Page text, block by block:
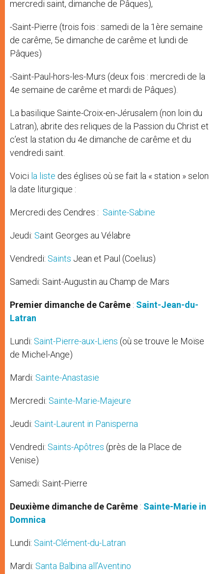
mercredi saint, dimanche de Pâques),
-Saint-Pierre (trois fois : samedi de la 1ère semaine
de carême, 5e dimanche de carême et lundi de
Pâques)
-Saint-Paul-hors-les-Murs (deux fois : mercredi de la
4e semaine de carême et mardi de Pâques).
La basilique Sainte-Croix-en-Jérusalem (non loin du
Latran), abrite des reliques de la Passion du Christ et
c’est la station du 4e dimanche de carême et du
vendredi saint.
Voici la liste des églises où se fait la « station » selon
la date liturgique :
Mercredi des Cendres : Sainte-Sabine
Jeudi: Saint Georges au Vélabre
Vendredi: Saints Jean et Paul (Coelius)
Samedi: Saint-Augustin au Champ de Mars
Premier dimanche de Carême : Saint-Jean-du-
Latran
Lundi: Saint-Pierre-aux-Liens (où se trouve le Moïse
de Michel-Ange)
Mardi: Sainte-Anastasie
Mercredi: Sainte-Marie-Majeure
Jeudi: Saint-Laurent in Panisperna
Vendredi: Saints-Apôtres (près de la Place de
Venise)
Samedi: Saint-Pierre
Deuxième dimanche de Carême : Sainte-Marie in
Domnica
Lundi: Saint-Clément-du-Latran
Mardi: Santa Balbina all’Aventino